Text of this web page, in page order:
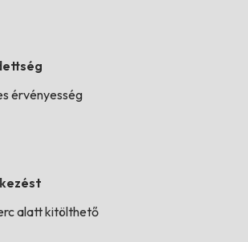
érvényesség
alatt kitölthető